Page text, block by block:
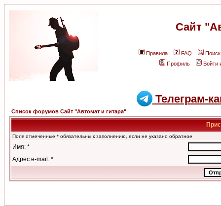
Сайт
Правила FAQ
Поиск
Профиль
Войти
Телеграм-
Список форумов Сайт "Автомат и гитара"
Поля отмеченные * обязательны к заполнению, если не указано обратное
Имя: *
Адрес e-mail: *